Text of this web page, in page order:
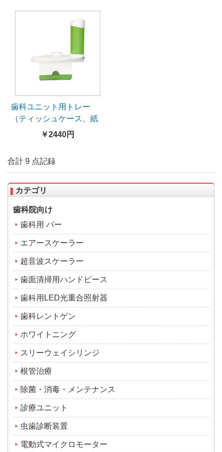
歯科ユニット用トレー
（ティッシュケース、紙
カップホルダー付き）
￥2440円
合計 9 点記録
カテゴリ
歯科院向け
歯科用 バー
エアースケーラー
超音波スケーラー
歯面清掃用ハンドピース
歯科用LED光重合照射器
歯科レントゲン
ホワイトニング
スリーウェイシリンジ
根管治療
除菌・消毒・メンテナンス
診療ユニット
虫歯診断装置
電動式マイクロモーター